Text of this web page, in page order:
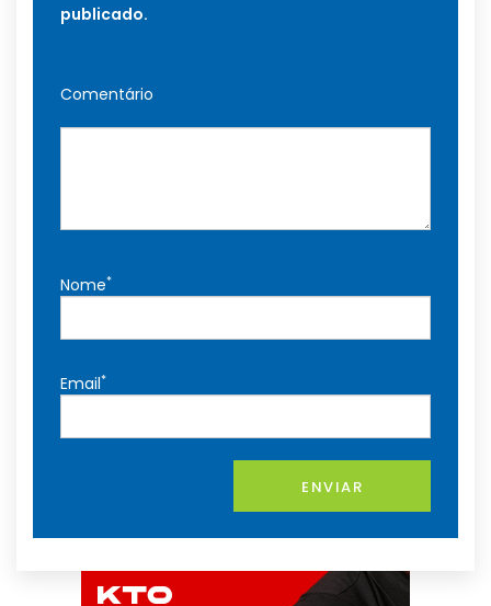
publicado.
Comentário
Nome*
Email*
ENVIAR